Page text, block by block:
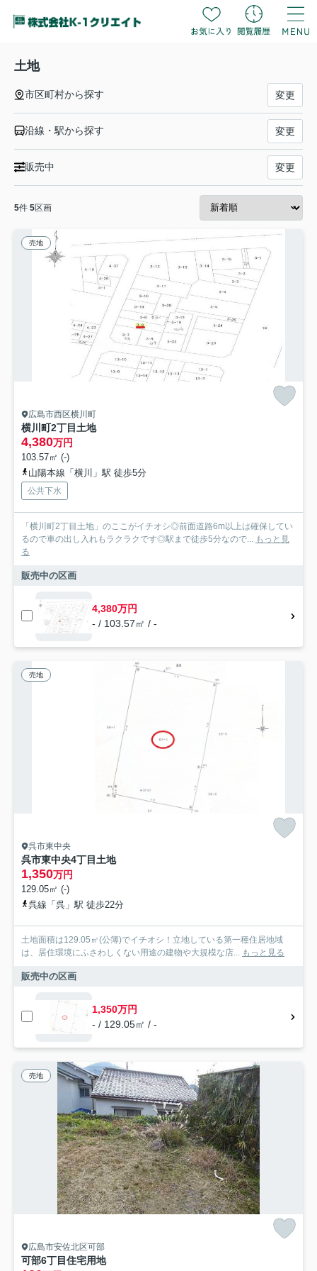
土地
市区町村から探す 変更
沿線・駅から探す 変更
販売中 変更
5件 5区画
売地
広島市西区横川町
横川町2丁目土地
4,380万円
103.57㎡ (-)
山陽本線「横川」駅 徒歩5分
公共下水
「横川町2丁目土地」のここがイチオシ◎前面道路6m以上は確保してい
るので車の出し入れもラクラクです◎駅まで徒歩5分なので...
もっと見
る
販売中の区画
4,380万円
- / 103.57㎡ / -
売地
呉市東中央
呉市東中央4丁目土地
1,350万円
129.05㎡ (-)
呉線「呉」駅 徒歩22分
土地面積は129.05㎡(公簿)でイチオシ！立地している第一種住居地域
は、居住環境にふさわしくない用途の建物や大規模な店...
もっと見る
販売中の区画
1,350万円
- / 129.05㎡ / -
売地
広島市安佐北区可部
可部6丁目住宅用地